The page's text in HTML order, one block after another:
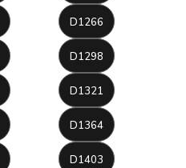
D1266
D1298
D1321
D1364
D1403